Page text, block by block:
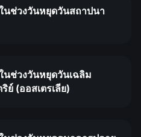
นช่วงวันหยุดวันสถาปนา
นช่วงวันหยุดวันเฉลิม
(ออสเตรเลีย)